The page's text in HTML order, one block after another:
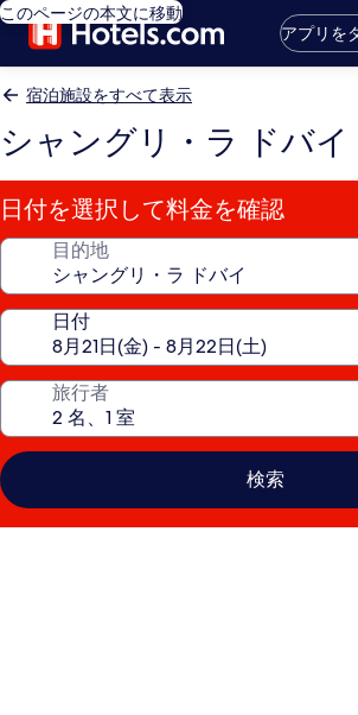
このページの本文に移動
アプリを
宿泊施設をすべて表示
シャングリ・ラ ドバイ
日付を選択して料金を確認
目的地
日付
旅行者
検索